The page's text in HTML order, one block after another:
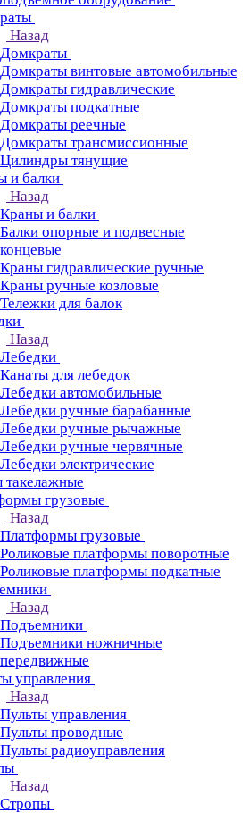
Назад
Домкраты
Домкраты винтовые автомобильные
Домкраты гидравлические
Домкраты подкатные
Домкраты реечные
Домкраты трансмиссионные
Цилиндры тянущие
и балки
Назад
Краны и балки
Балки опорные и подвесные
концевые
Краны гидравлические ручные
Краны ручные козловые
Тележки для балок
Назад
Лебедки
Канаты для лебедок
Лебедки автомобильные
Лебедки ручные барабанные
Лебедки ручные рычажные
Лебедки ручные червячные
Лебедки электрические
грузовые
Назад
Платформы грузовые
Роликовые платформы поворотные
Роликовые платформы подкатные
Назад
Подъемники
Подъемники ножничные
передвижные
управления
Назад
Пульты управления
Пульты проводные
Пульты радиоуправления
Назад
Стропы